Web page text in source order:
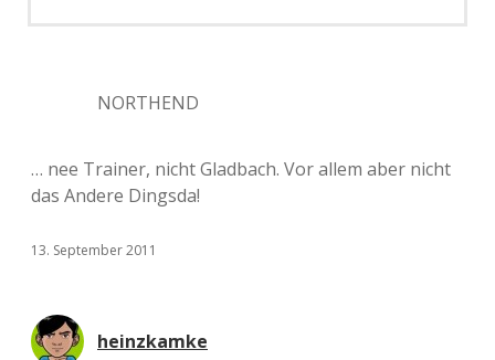
NORTHEND
… nee Trainer, nicht Gladbach. Vor allem aber nicht
das Andere Dingsda!
13. September 2011
heinzkamke